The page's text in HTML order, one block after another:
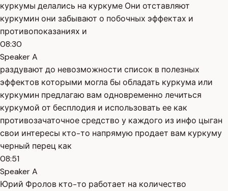
куркумы делались на куркуме Они отставляют
куркумин они забывают о побочных эффектах и
противопоказаниях и
08:30
Speaker A
раздувают до невозможности список в полезных
эффектов которыми могла бы обладать куркума или
куркумин предлагаю вам одновременно лечиться
куркумой от бесплодия и использовать ее как
противозачаточное средство у каждого из инфо цыган
свои интересы кто-то напрямую продает вам куркуму
черный перец как
08:51
Speaker A
Юрий Фролов кто-то работает на количество